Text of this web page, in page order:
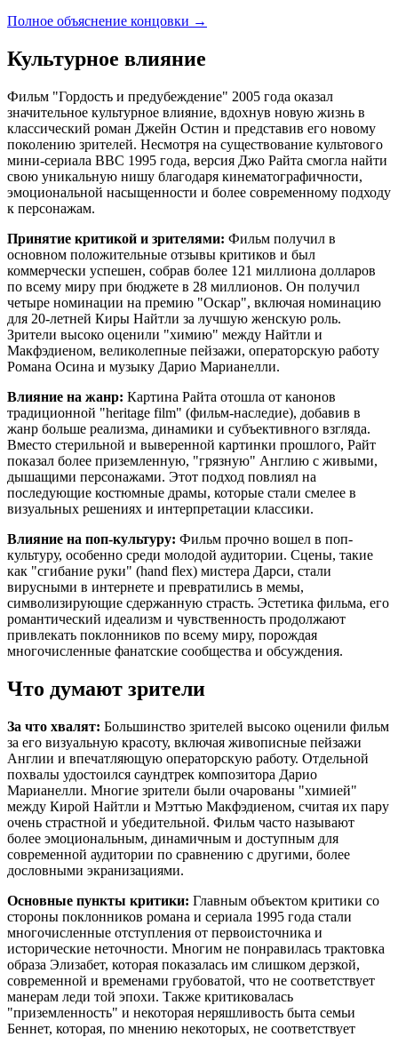
Полное объяснение концовки →
Культурное влияние
Фильм "Гордость и предубеждение" 2005 года оказал
значительное культурное влияние, вдохнув новую жизнь в
классический роман Джейн Остин и представив его новому
поколению зрителей. Несмотря на существование культового
мини-сериала BBC 1995 года, версия Джо Райта смогла найти
свою уникальную нишу благодаря кинематографичности,
эмоциональной насыщенности и более современному подходу
к персонажам.
Принятие критикой и зрителями: Фильм получил в
основном положительные отзывы критиков и был
коммерчески успешен, собрав более 121 миллиона долларов
по всему миру при бюджете в 28 миллионов. Он получил
четыре номинации на премию "Оскар", включая номинацию
для 20-летней Киры Найтли за лучшую женскую роль.
Зрители высоко оценили "химию" между Найтли и
Макфэдиеном, великолепные пейзажи, операторскую работу
Романа Осина и музыку Дарио Марианелли.
Влияние на жанр: Картина Райта отошла от канонов
традиционной "heritage film" (фильм-наследие), добавив в
жанр больше реализма, динамики и субъективного взгляда.
Вместо стерильной и выверенной картинки прошлого, Райт
показал более приземленную, "грязную" Англию с живыми,
дышащими персонажами. Этот подход повлиял на
последующие костюмные драмы, которые стали смелее в
визуальных решениях и интерпретации классики.
Влияние на поп-культуру: Фильм прочно вошел в поп-
культуру, особенно среди молодой аудитории. Сцены, такие
как "сгибание руки" (hand flex) мистера Дарси, стали
вирусными в интернете и превратились в мемы,
символизирующие сдержанную страсть. Эстетика фильма, его
романтический идеализм и чувственность продолжают
привлекать поклонников по всему миру, порождая
многочисленные фанатские сообщества и обсуждения.
Что думают зрители
За что хвалят: Большинство зрителей высоко оценили фильм
за его визуальную красоту, включая живописные пейзажи
Англии и впечатляющую операторскую работу. Отдельной
похвалы удостоился саундтрек композитора Дарио
Марианелли. Многие зрители были очарованы "химией"
между Кирой Найтли и Мэттью Макфэдиеном, считая их пару
очень страстной и убедительной. Фильм часто называют
более эмоциональным, динамичным и доступным для
современной аудитории по сравнению с другими, более
дословными экранизациями.
Основные пункты критики: Главным объектом критики со
стороны поклонников романа и сериала 1995 года стали
многочисленные отступления от первоисточника и
исторические неточности. Многим не понравилась трактовка
образа Элизабет, которая показалась им слишком дерзкой,
современной и временами грубоватой, что не соответствует
манерам леди той эпохи. Также критиковалась
"приземленность" и некоторая неряшливость быта семьи
Беннет, которая, по мнению некоторых, не соответствует